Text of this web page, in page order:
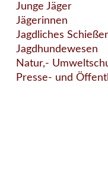
Junge Jäger
Jägerinnen
Jagdliches
Jagdhundewesen
Natur,-
Presse- und